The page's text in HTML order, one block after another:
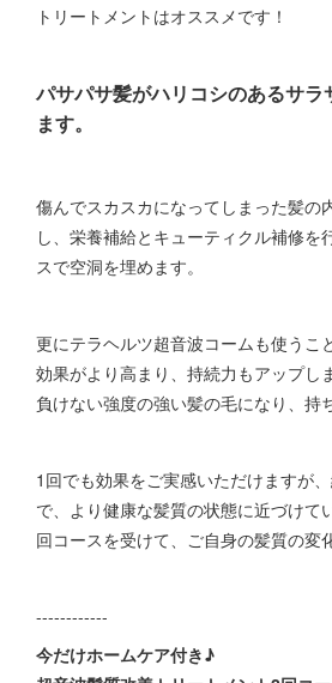
トリートメントはオススメです！
パサパサ髪がハリコシのあるサラ
ます。
傷んでスカスカになってしまった髪の
し、栄養補給とキューティクル補修を
スで空洞を埋めます。
更にテラヘルツ超音波コームも使うこ
効果がより高まり、持続力もアップし
負けない強度の強い髪の毛になり、持
1回でも効果をご実感いただけますが
で、より健康な髪質の状態に近づけて
回コースを受けて、ご自身の髪質の変
------------
今だけホームケア付き♪